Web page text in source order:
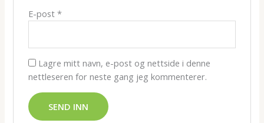
E-post *
Lagre mitt navn, e-post og nettside i denne
nettleseren for neste gang jeg kommenterer.